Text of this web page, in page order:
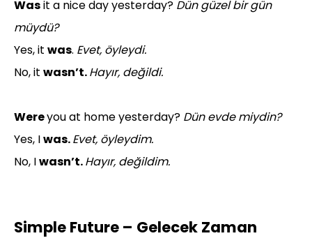
Wasit a nice day yesterday? Dün güzel bir gün
müydü?
Yes, it was. Evet, öyleydi.
No, it wasn’t.Hayır, değildi.
Wereyou at home yesterday? Dün evde miydin?
Yes, Iwas.Evet, öyleydim.
No, Iwasn’t.Hayır, değildim.
Simple Future – Gelecek Zaman